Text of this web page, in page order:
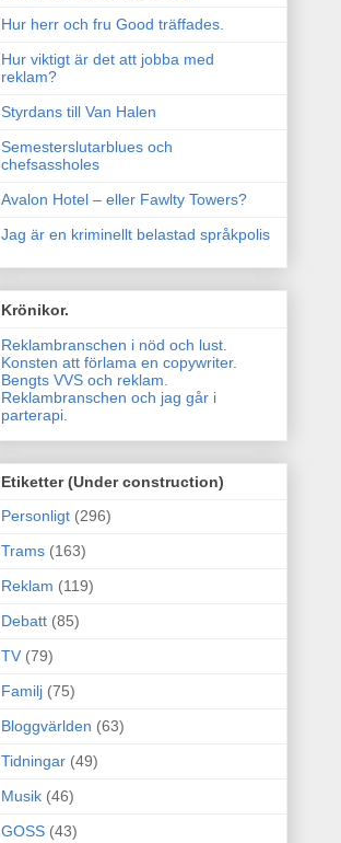
Hur herr och fru Good träffades.
Hur viktigt är det att jobba med
reklam?
Styrdans till Van Halen
Semesterslutarblues och
chefsassholes
Avalon Hotel – eller Fawlty Towers?
Jag är en kriminellt belastad språkpolis
Krönikor.
Reklambranschen i nöd och lust.
Konsten att förlama en copywriter.
Bengts VVS och reklam.
Reklambranschen och jag går i
parterapi.
Etiketter (Under construction)
Personligt (296)
Trams (163)
Reklam (119)
Debatt (85)
TV (79)
Familj (75)
Bloggvärlden (63)
Tidningar (49)
Musik (46)
GOSS (43)